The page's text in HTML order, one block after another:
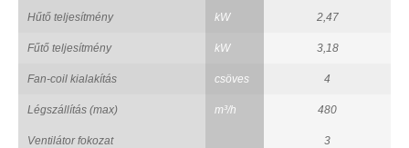
Hűtő teljesítmény kW 2,47
Fűtő teljesítmény kW 3,18
Fan-coil kialakítás csöves 4
Légszállítás (max) m³/h 480
Ventilátor fokozat 3